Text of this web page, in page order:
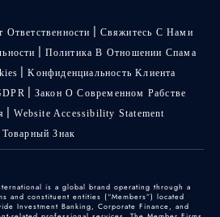
Ответственности
Свяжитесь С Нами
Политика В Отношении Спама
Kонфиденциальность Kлиента
Закон О Современном Рабстве
Website Accessibility Statement
Товарный Знак
is a global brand operating through a
and constituent entities (“Members”) located
Investment Banking, Corporate Finance, and